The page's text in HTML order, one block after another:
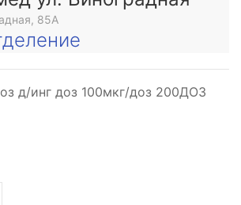
85А
д/инг доз 100мкг/доз 200ДОЗ